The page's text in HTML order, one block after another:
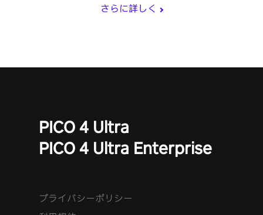
さらに詳しく
PICO 4 Ultra
PICO 4 Ultra Enterprise
プライバシーポリシー